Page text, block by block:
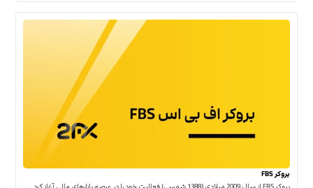
بروکر FBS